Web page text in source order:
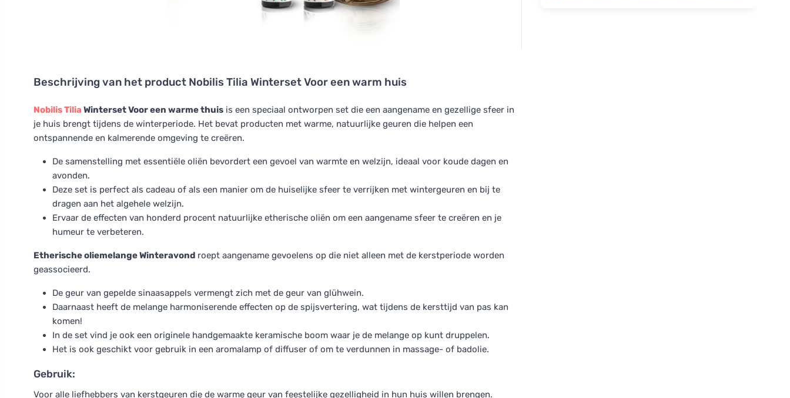
Beschrijving van het product Nobilis Tilia Winterset Voor een warm huis
Nobilis Tilia Winterset Voor een warme thuis is een speciaal ontworpen set die een aangename en gezellige sfeer in
je huis brengt tijdens de winterperiode. Het bevat producten met warme, natuurlijke geuren die helpen een
ontspannende en kalmerende omgeving te creëren.
De samenstelling met essentiële oliën bevordert een gevoel van warmte en welzijn, ideaal voor koude dagen en
avonden.
Deze set is perfect als cadeau of als een manier om de huiselijke sfeer te verrijken met wintergeuren en bij te
dragen aan het algehele welzijn.
Ervaar de effecten van honderd procent natuurlijke etherische oliën om een aangename sfeer te creëren en je
humeur te verbeteren.
Etherische oliemelange Winteravond roept aangename gevoelens op die niet alleen met de kerstperiode worden
geassocieerd.
De geur van gepelde sinaasappels vermengt zich met de geur van glühwein.
Daarnaast heeft de melange harmoniserende effecten op de spijsvertering, wat tijdens de kersttijd van pas kan
komen!
In de set vind je ook een originele handgemaakte keramische boom waar je de melange op kunt druppelen.
Het is ook geschikt voor gebruik in een aromalamp of diffuser of om te verdunnen in massage- of badolie.
Gebruik:
Voor alle liefhebbers van kerstgeuren die de warme geur van feestelijke gezelligheid in hun huis willen brengen.